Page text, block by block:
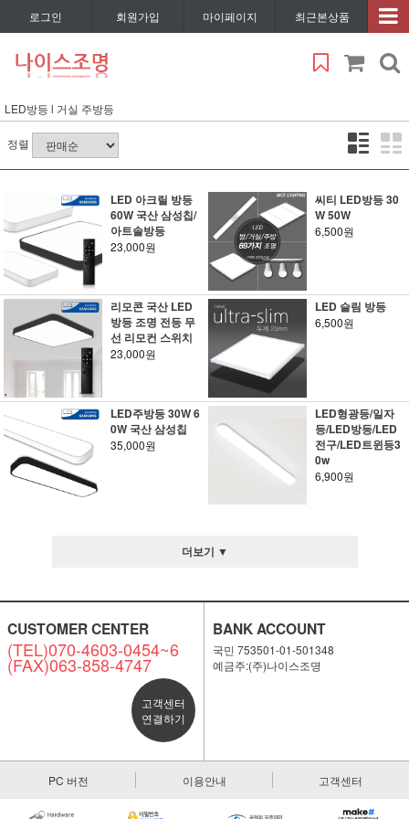
로그인 회원가입 마이페이지 최근본상품
LED방등 l 거실 주방등
정렬
LED 아크릴 방등
60W 국산 삼성칩/
아트솔방등
23,000원
씨티 LED방등 30
W 50W
6,500원
리모콘 국산 LED
방등 조명 전등 무
선 리모컨 스위치
23,000원
LED 슬림 방등
6,500원
LED주방등 30W 6
0W 국산 삼성칩
35,000원
LED형광등/일자
등/LED방등/LED
전구/LED트윈등3
0w
6,900원
더보기 ▼
CUSTOMER CENTER
(TEL)070-4603-0454~6
(FAX)063-858-4747
고객센터
연결하기
BANK ACCOUNT
국민 753501-01-501348
예금주:(주)나이스조명
PC 버전 이용안내 고객센터